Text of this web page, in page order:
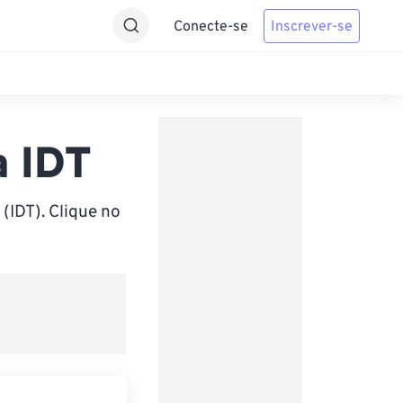
Conecte-se Inscrever-se
IDT
Clique no